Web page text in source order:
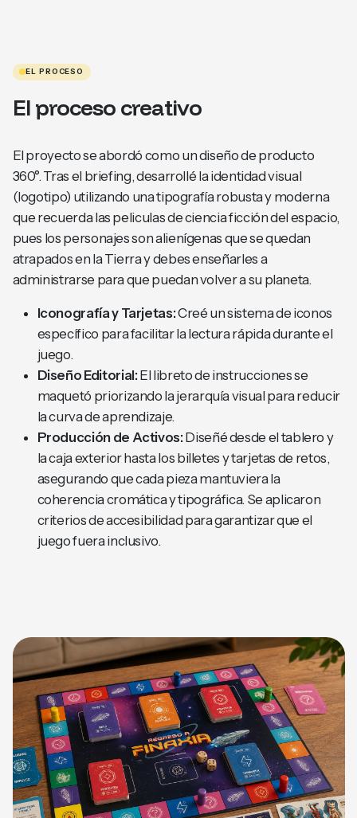
EL PROCESO
El proceso creativo
El proyecto se abordó como un diseño de producto
360°. Tras el briefing, desarrollé la identidad visual
(logotipo) utilizando una tipografía robusta y moderna
que recuerda las peliculas de ciencia ficción del espacio,
pues los personajes son alienígenas que se quedan
atrapados en la Tierra y debes enseñarles a
administrarse para que puedan volver a su planeta.
Iconografía y Tarjetas:Creé un sistema de iconos
específico para facilitar la lectura rápida durante el
juego.
Diseño Editorial:El libreto de instrucciones se
maquetó priorizando la jerarquía visual para reducir
la curva de aprendizaje.
Producción de Activos:Diseñé desde el tablero y
la caja exterior hasta los billetes y tarjetas de retos,
asegurando que cada pieza mantuviera la
coherencia cromática y tipográfica. Se aplicaron
criterios de accesibilidad para garantizar que el
juego fuera inclusivo.